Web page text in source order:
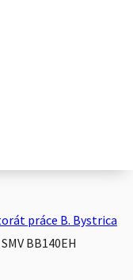
práce B. Bystrica
BB140EH